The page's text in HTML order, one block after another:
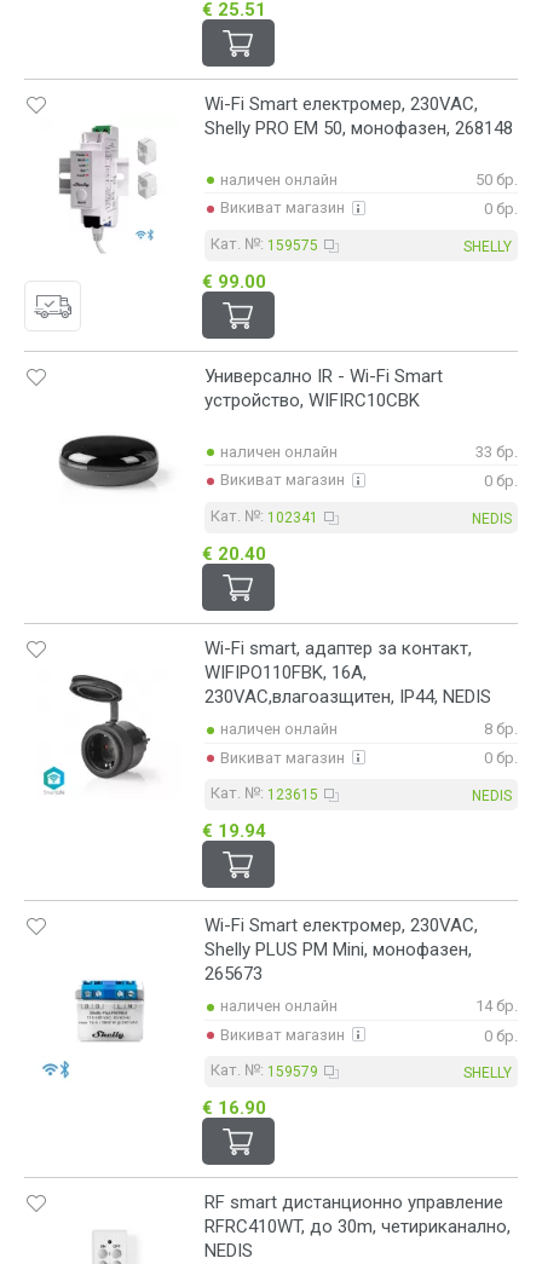
€ 25.51
Wi-Fi Smart електромер, 230VAC,
Shelly PRO EM 50, монофазен, 268148
наличен онлайн
50 бр.
Викиват магазин
0 бр.
Кат. №: 159575 SHELLY
€ 99.00
Универсално IR - Wi-Fi Smart
устройство, WIFIRC10CBK
наличен онлайн
33 бр.
Викиват магазин
0 бр.
Кат. №: 102341 NEDIS
€ 20.40
Wi-Fi smart, адаптер за контакт,
WIFIPO110FBK, 16A,
230VAC,влагоазщитен, IP44, NEDIS
наличен онлайн
8 бр.
Викиват магазин
0 бр.
Кат. №: 123615 NEDIS
€ 19.94
Wi-Fi Smart електромер, 230VAC,
Shelly PLUS PM Mini, монофазен,
265673
наличен онлайн
14 бр.
Викиват магазин
0 бр.
Кат. №: 159579 SHELLY
€ 16.90
RF smart дистанционно управление
RFRC410WT, до 30m, четириканално,
NEDIS